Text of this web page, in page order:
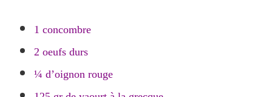
1 concombre
2 oeufs durs
¼ d’oignon rouge